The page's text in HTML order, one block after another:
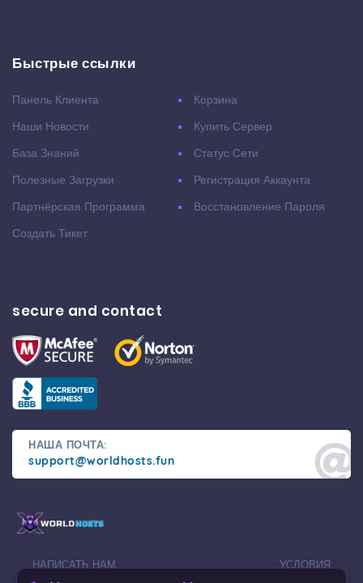
Быстрые ссылки
Панель Клиента
Наши Новости
База Знаний
Полезные Загрузки
Партнёрская Программа
Создать Тикет
Корзина
Купить Сервер
Статус Сети
Регистрация Аккаунта
Восстановление Пароля
secure and contact
НАША ПОЧТА:
support@worldhosts.fun
НАПИСАТЬ НАМ
УСЛОВИЯ